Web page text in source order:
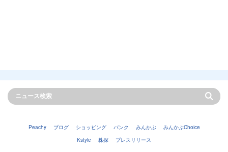
Peachy ブログ ショッピング バンク みんかぶ
みんかぶChoice
Kstyle
株探 プレスリリース